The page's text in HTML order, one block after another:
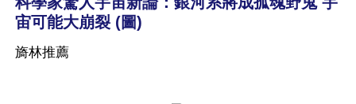
宙可能大崩裂 (圖)
旖林推薦